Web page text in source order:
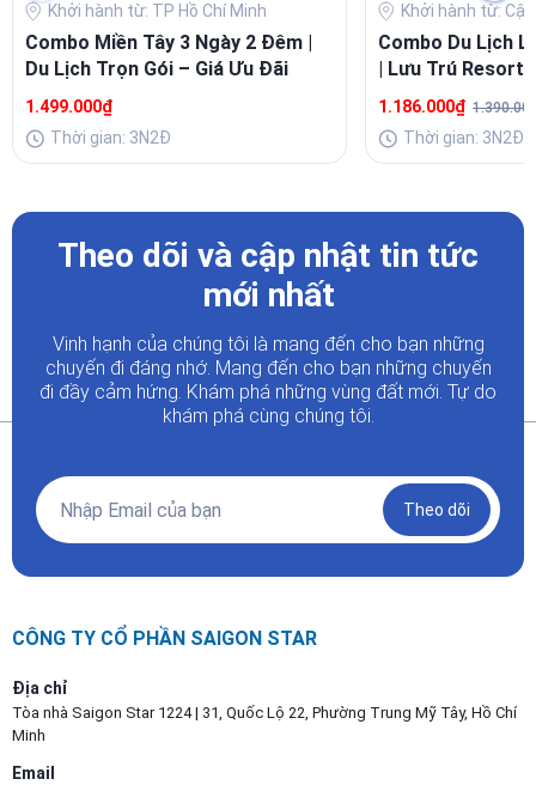
Khởi hành từ: TP Hồ Chí Minh
Combo Miền Tây 3 Ngày 2 Đêm |
Du Lịch Trọn Gói – Giá Ưu Đãi
1.499.000₫
Thời gian: 3N2Đ
Khởi hành từ:
Combo Du Lịch
| Lưu Trú Resort
Buffet Sang
1.186.000₫
Thời gian: 3N2Đ
Theo dõi và cập nhật tin tức
mới nhất
Vinh hạnh của chúng tôi là mang đến cho bạn những
chuyến đi đáng nhớ. Mang đến cho bạn những chuyến
đi đầy cảm hứng. Khám phá những vùng đất mới. Tự do
khám phá cùng chúng tôi.
Theo dõi
CÔNG TY CỔ PHẦN SAIGON STAR
Địa chỉ
Tòa nhà Saigon Star 1224 | 31, Quốc Lộ 22, Phường Trung Mỹ Tây, Hồ Chí
Minh
Email